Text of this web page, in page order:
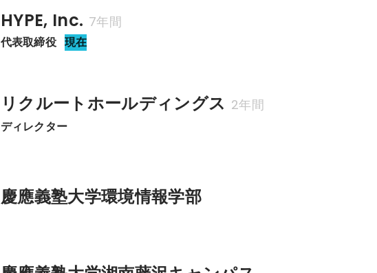
HYPE, Inc. 7年間
代表取締役 現在
リクルートホールディングス 2年間
ディレクター
慶應義塾大学環境情報学部